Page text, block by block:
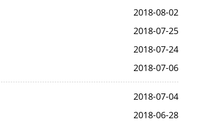
2018-08-02
2018-07-25
2018-07-24
2018-07-06
2018-07-04
2018-06-28